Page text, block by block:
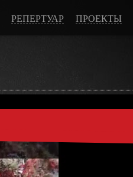
РЕПЕРТУАР ПРОЕКТЫ